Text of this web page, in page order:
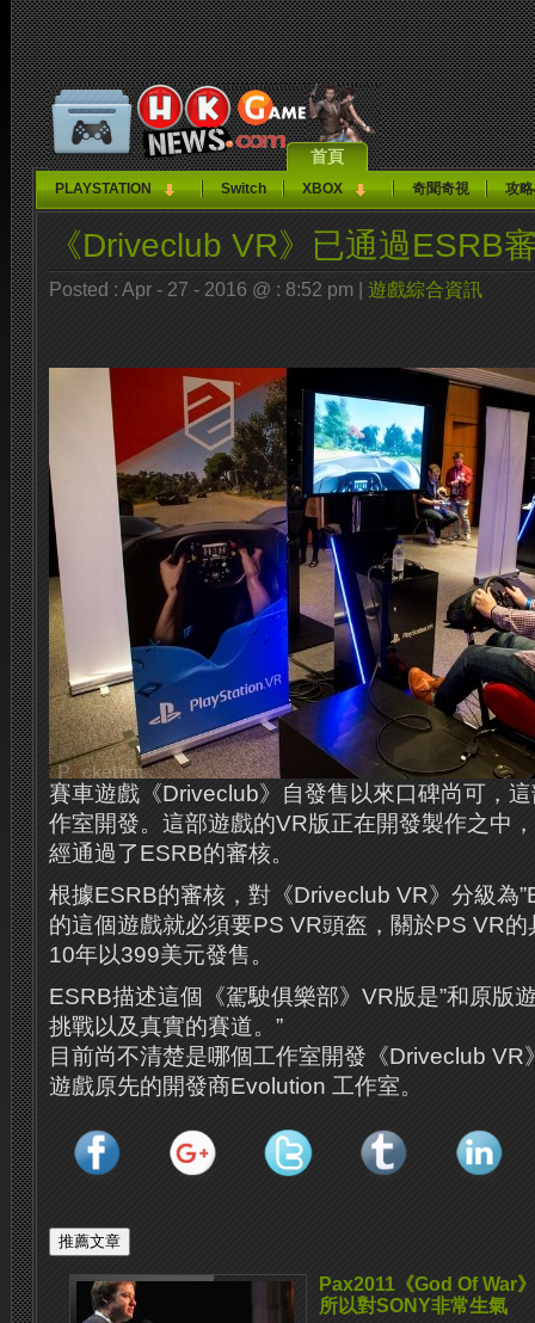
首頁
PLAYSTATION Switch XBOX 奇聞奇視 攻
《Driveclub VR》已通過ESRB
Posted : Apr - 27 - 2016 @ : 8:52 pm | 遊戲綜合資訊
賽車遊戲《Driveclub》自發售以來口碑尚可，
作室開發。這部遊戲的VR版正在開發製作之中
經通過了ESRB的審核。
根據ESRB的審核，對《Driveclub VR》分級為
的這個遊戲就必須要PS VR頭盔，關於PS VR
10年以399美元發售。
ESRB描述這個《駕駛俱樂部》VR版是”和原版
挑戰以及真實的賽道。”
目前尚不清楚是哪個工作室開發《Driveclub
遊戲原先的開發商Evolution 工作室。
Pax2011《God Of War
所以對SONY非常生氣